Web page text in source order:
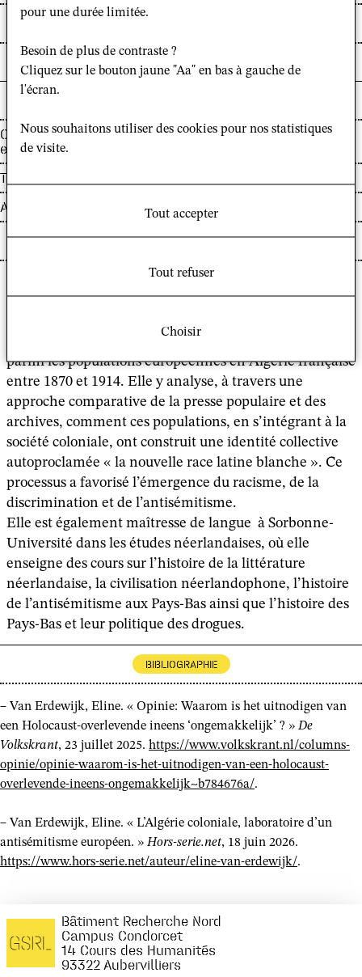
Histoire culturelle et politique
Antisémitisme
Courriel :
eline.van-erdewijk@etu.ephe.psl.eu
Téléphone :
Adresse :
PROFIL
Eline van Erdewijk est doctorante en histoire moderne
à l’École Pratique des Hautes Études (EPHE) et en
parmi les populations européennes en Algérie française
entre 1870 et 1914. Elle y analyse, à travers une
approche comparative de la presse populaire et des
archives, comment ces populations, en s’intégrant à la
société coloniale, ont construit une identité collective
autoproclamée « la nouvelle race latine blanche ». Ce
processus a favorisé l’émergence du racisme, de la
discrimination et de l’antisémitisme.
Elle est également maîtresse de langue à Sorbonne-
Université dans les études néerlandaises, où elle
enseigne des cours sur l’histoire de la littérature
néerlandaise, la civilisation néerlandophone, l’histoire
de l’antisémitisme aux Pays-Bas ainsi que l’histoire des
Pays-Bas et leur politique des drogues.
BIBLIOGRAPHIE
– Van Erdewijk, Eline. « Opinie: Waarom is het uitnodigen van
een Holocaust-overlevende ineens ‘ongemakkelijk’ ? » De
Volkskrant, 23 juillet 2025. https://www.volkskrant.nl/columns-
opinie/opinie-waarom-is-het-uitnodigen-van-een-holocaust-
overlevende-ineens-ongemakkelijk~b784676a/.
– Van Erdewijk, Eline. « L’Algérie coloniale, laboratoire d’un
antisémitisme européen. » Hors-serie.net, 18 juin 2026.
https://www.hors-serie.net/auteur/eline-van-erdewijk/.
pour une durée limitée.
Besoin de plus de contraste ?
Cliquez sur le bouton jaune "Aa" en bas à gauche de
l'écran.
Nous souhaitons utiliser des cookies pour nos statistiques
de visite.
Tout accepter
Tout refuser
Choisir
Bâtiment Recherche Nord
Campus Condorcet
14 Cours des Humanités
93322 Aubervilliers